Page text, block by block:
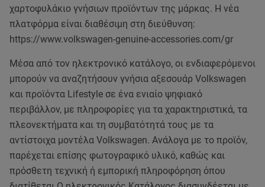
χαρτοφυλάκιο γνήσιων προϊόντων της μάρκας. Η νέα
πλατφόρμα είναι διαθέσιμη στη διεύθυνση:
https://www.volkswagen-genuine-accessories.com/gr
Μέσα από τον ηλεκτρονικό κατάλογο, οι ενδιαφερόμενοι
μπορούν να αναζητήσουν γνήσια αξεσουάρ Volkswagen
και προϊόντα Lifestyle σε ένα ενιαίο ψηφιακό
περιβάλλον, με πληροφορίες για τα χαρακτηριστικά, τα
πλεονεκτήματα και τη συμβατότητά τους με τα
αντίστοιχα μοντέλα Volkswagen. Ανάλογα με το προϊόν,
παρέχεται επίσης φωτογραφικό υλικό, καθώς και
πρόσθετη τεχνική ή εμπορική πληροφόρηση όπου